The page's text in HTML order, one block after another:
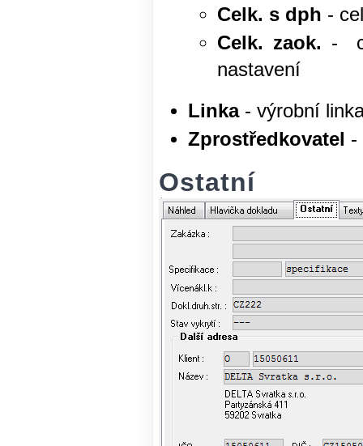
Celk. s dph -
Celk. zaok. -
nastavení
Linka- výrobní
Zprostředkovatel -
Ostatní